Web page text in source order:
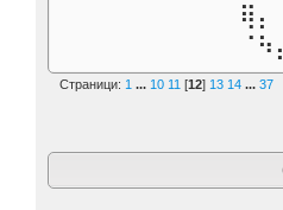
Страници: 1 ... 10 11 [12] 13 14 ... 37